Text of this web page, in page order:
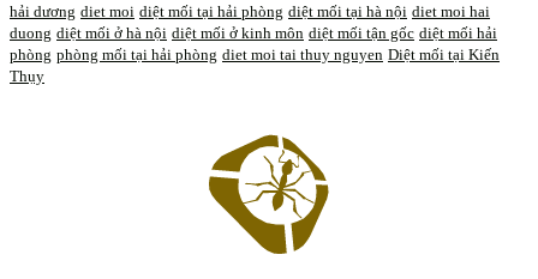
hải dương diet moi diệt mối tại hải phòng diệt mối tại hà nội diet moi hai
duong diệt mối ở hà nội diệt mối ở kinh môn diệt mối tận gốc diệt mối hải
phòng phòng mối tại hải phòng diet moi tai thuy nguyen Diệt mối tại Kiến
Thụy